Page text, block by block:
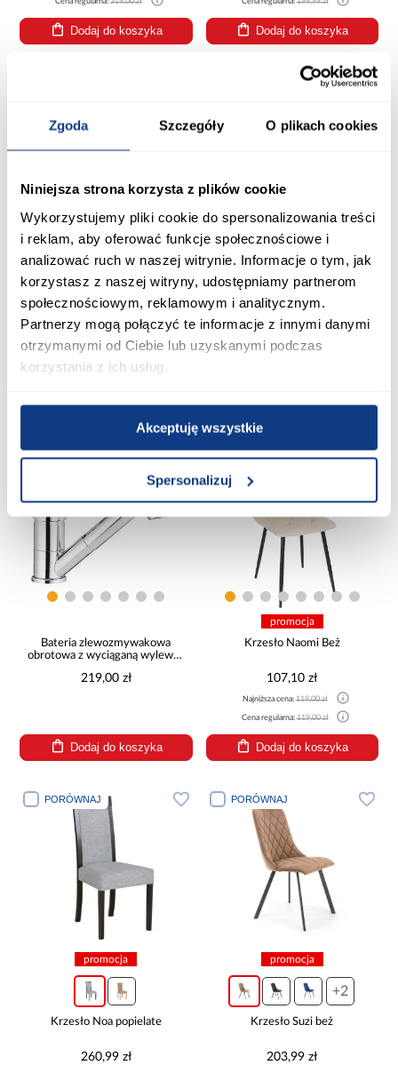
Zgoda Szczegóły O plikach cookies
Niniejsza strona korzysta z plików cookie
Wykorzystujemy pliki cookie do spersonalizowania treści
i reklam, aby oferować funkcje społecznościowe i
analizować ruch w naszej witrynie. Informacje o tym, jak
korzystasz z naszej witryny, udostępniamy partnerom
społecznościowym, reklamowym i analitycznym.
Partnerzy mogą połączyć te informacje z innymi danymi
otrzymanymi od Ciebie lub uzyskanymi podczas
korzystania z ich usług.
Akceptuję wszystkie
Spersonalizuj
Dodaj do koszyka Dodaj do koszyka
promocja
Krzesło Blanka Dąb
Naturlany/Czarny Mat
224,10 zł
Najniższa cena:249,00 zł
Dodaj do koszyka
Glazura Pure Moss Glass 30/60
99,90 zł
Dodaj do koszyka
PORÓWNAJ
Bateria zlewozmywakowa
obrotowa z wyciąganą wylewką
219,00 zł
Dodaj do koszyka
PORÓWNAJ
promocja
Krzesło Naomi Beż
107,10 zł
Najniższa cena:119,00 zł
Cena regularna:119,00 zł
Dodaj do koszyka
PORÓWNAJ
promocja
Krzesło Noa popielate
260,99 zł
PORÓWNAJ
promocja
+2
Krzesło Suzi beż
203,99 zł